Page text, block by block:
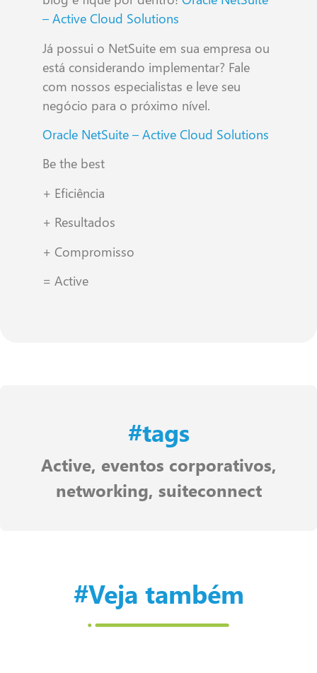
– Active Cloud Solutions
Já possui o NetSuite em sua empresa ou
está considerando implementar? Fale
com nossos especialistas e leve seu
negócio para o próximo nível.
Oracle NetSuite – Active Cloud Solutions
Be the best
+ Eficiência
+ Resultados
+ Compromisso
= Active
#tags
Active, eventos corporativos,
networking, suiteconnect
#Veja também